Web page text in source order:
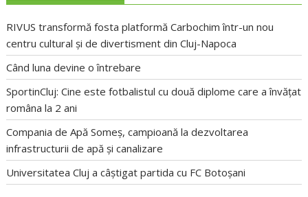
RIVUS transformă fosta platformă Carbochim într-un nou
centru cultural și de divertisment din Cluj-Napoca
Când luna devine o întrebare
SportinCluj: Cine este fotbalistul cu două diplome care a învățat
româna la 2 ani
Compania de Apă Someș, campioană la dezvoltarea
infrastructurii de apă și canalizare
Universitatea Cluj a câștigat partida cu FC Botoșani